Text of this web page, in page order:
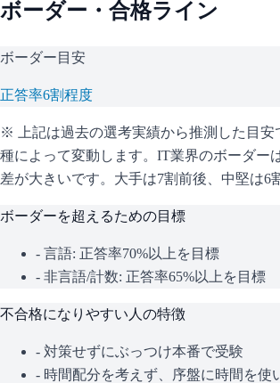
ボーダー・合格ライン
ボーダー目安
正答率6割程度
※ 上記は過去の選考実績から推測した目安
種によって変動します。 IT業界のボーダー
差が大きいです。大手は7割前後、中堅は6
ボーダーを超えるための目標
- 言語: 正答率70%以上を目標
- 非言語/計数: 正答率65%以上を目標
不合格になりやすい人の特徴
- 対策せずにぶっつけ本番で受験
- 時間配分を考えず、序盤に時間を使